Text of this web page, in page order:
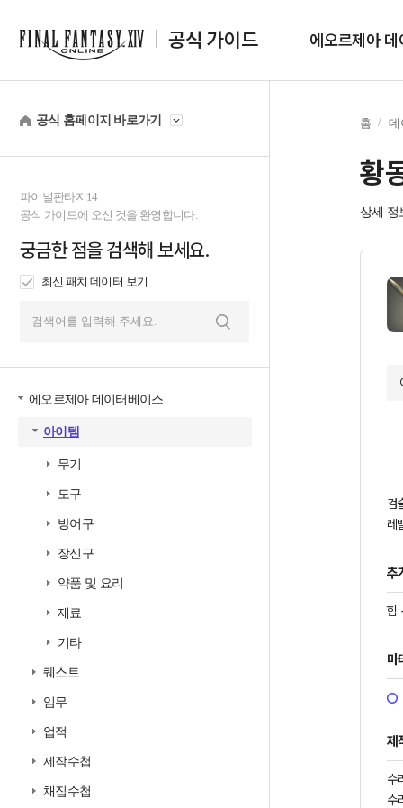
공식 가이드 에오르제아
공식 홈페이지 바로가기
파이널판타지14
공식 가이드에 오신 것을 환영합니다.
궁금한 점을 검색해 보세요.
최신 패치 데이터 보기
에오르제아 데이터베이스
아이템
무기
도구
방어구
장신구
약품 및 요리
재료
기타
퀘스트
임무
업적
제작수첩
채집수첩
홈 데
황
상세 정
검
레
추
힘
마
제
수
수